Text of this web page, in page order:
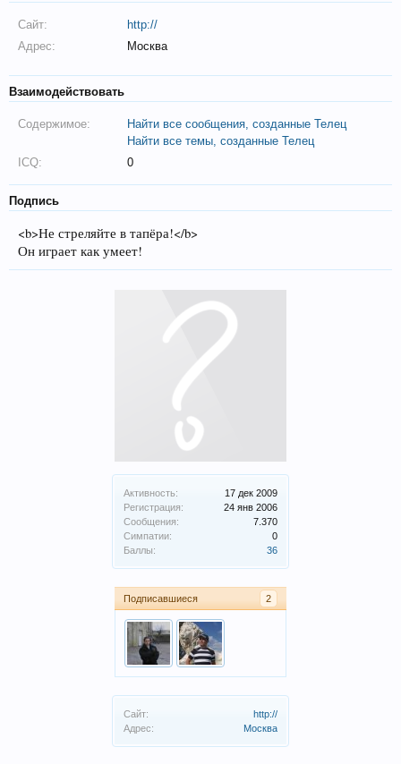
Активность:
17 дек 2009
Регистрация:
24 янв 2006
Сообщения:
7.370
Симпатии:
0
Баллы:
36
Подписавшиеся 2
Сайт:
http://
Адрес:
Москва
Сайт:
http://
Адрес:
Москва
Взаимодействовать
Содержимое:
Найти все сообщения, созданные Телец
Найти все темы, созданные Телец
ICQ:
0
Подпись
<b>Не стреляйте в тапёра!</b>
Он играет как умеет!